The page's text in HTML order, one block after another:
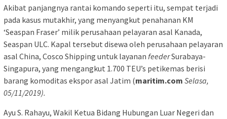
Akibat panjangnya rantai komando seperti itu, sempat terjadi
pada kasus mutakhir, yang menyangkut penahanan KM
‘Seaspan Fraser’ milik perusahaan pelayaran asal Kanada,
Seaspan ULC. Kapal tersebut disewa oleh perusahaan pelayaran
asal China, Cosco Shipping untuk layanan feederSurabaya-
Singapura, yang mengangkut 1.700 TEU’s petikemas berisi
barang komoditas ekspor asal Jatim (maritim.com Selasa,
05/11/2019).
Ayu S. Rahayu, Wakil Ketua Bidang Hubungan Luar Negeri dan